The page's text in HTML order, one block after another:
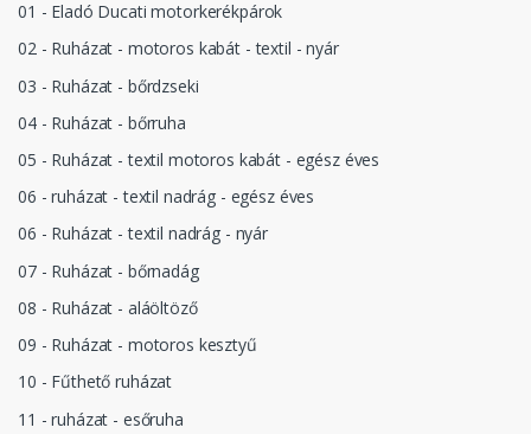
01 - Eladó Ducati motorkerékpárok
02 - Ruházat - motoros kabát - textil - nyár
03 - Ruházat - bőrdzseki
04 - Ruházat - bőrruha
05 - Ruházat - textil motoros kabát - egész éves
06 - ruházat - textil nadrág - egész éves
06 - Ruházat - textil nadrág - nyár
07 - Ruházat - bőrnadág
08 - Ruházat - aláöltöző
09 - Ruházat - motoros kesztyű
10 - Fűthető ruházat
11 - ruházat - esőruha